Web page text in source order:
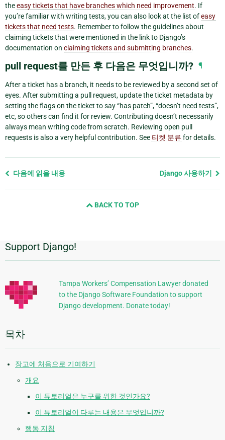
theeasy tickets that have branches which need improvement. If
you’re familiar with writing tests, you can also look at the list ofeasy
tickets that need tests. Remember to follow the guidelines about
claiming tickets that were mentioned in the link to Django’s
documentation on claiming tickets and submitting branches.
pull request를 만든 후 다음은 무엇입니까? ¶
After a ticket has a branch, it needs to be reviewed by a second set of
eyes. After submitting a pull request, update the ticket metadata by
setting the flags on the ticket to say “has patch”, “doesn’t need tests”,
etc, so others can find it for review. Contributing doesn’t necessarily
always mean writing code from scratch. Reviewing open pull
requests is also a very helpful contribution. See 티켓 분류 for details.
Previous
다음에 읽을 내용 Django 사용하기
BACK TO TOP
추
가
정
보
Support Django!
Tampa Workers’ Compensation Lawyer donated
to the Django Software Foundation to support
Django development. Donate today!
목차
장고에 처음으로 기여하기
개요
이 튜토리얼은 누구를 위한 것인가요?
이 튜토리얼이 다루는 내용은 무엇입니까?
행동 지침